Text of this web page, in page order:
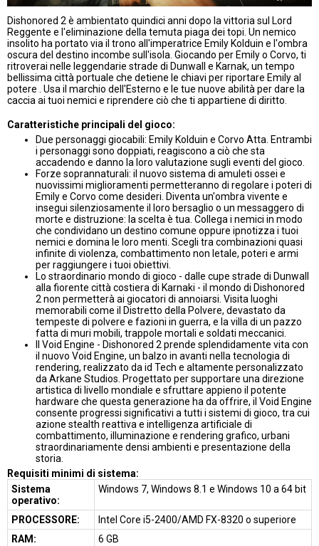
Dishonored 2 è ambientato quindici anni dopo la vittoria sul Lord
Reggente e l'eliminazione della temuta piaga dei topi. Un nemico
insolito ha portato via il trono all'imperatrice Emily Kolduin e l'ombra
oscura del destino incombe sull'isola. Giocando per Emily o Corvo, ti
ritroverai nelle leggendarie strade di Dunwall e Karnak, un tempo
bellissima città portuale che detiene le chiavi per riportare Emily al
potere . Usa il marchio dell'Esterno e le tue nuove abilità per dare la
caccia ai tuoi nemici e riprendere ciò che ti appartiene di diritto.
Caratteristiche principali del gioco:
Due personaggi giocabili: Emily Kolduin e Corvo Atta. Entrambi
i personaggi sono doppiati, reagiscono a ciò che sta
accadendo e danno la loro valutazione sugli eventi del gioco.
Forze soprannaturali: il nuovo sistema di amuleti ossei e
nuovissimi miglioramenti permetteranno di regolare i poteri di
Emily e Corvo come desideri. Diventa un'ombra vivente e
insegui silenziosamente il loro bersaglio o un messaggero di
morte e distruzione: la scelta è tua. Collega i nemici in modo
che condividano un destino comune oppure ipnotizza i tuoi
nemici e domina le loro menti. Scegli tra combinazioni quasi
infinite di violenza, combattimento non letale, poteri e armi
per raggiungere i tuoi obiettivi.
Lo straordinario mondo di gioco - dalle cupe strade di Dunwall
alla fiorente città costiera di Karnaki - il mondo di Dishonored
2 non permetterà ai giocatori di annoiarsi. Visita luoghi
memorabili come il Distretto della Polvere, devastato da
tempeste di polvere e fazioni in guerra, e la villa di un pazzo
fatta di muri mobili, trappole mortali e soldati meccanici.
Il Void Engine - Dishonored 2 prende splendidamente vita con
il nuovo Void Engine, un balzo in avanti nella tecnologia di
rendering, realizzato da id Tech e altamente personalizzato
da Arkane Studios. Progettato per supportare una direzione
artistica di livello mondiale e sfruttare appieno il potente
hardware che questa generazione ha da offrire, il Void Engine
consente progressi significativi a tutti i sistemi di gioco, tra cui
azione stealth reattiva e intelligenza artificiale di
combattimento, illuminazione e rendering grafico, urbani
straordinariamente densi ambienti e presentazione della
storia.
Requisiti minimi di sistema:
Sistema
operativo:
Windows 7, Windows 8.1 e Windows 10 a 64 bit
PROCESSORE:
Intel Core i5-2400/AMD FX-8320 o superiore
RAM:
6 GB